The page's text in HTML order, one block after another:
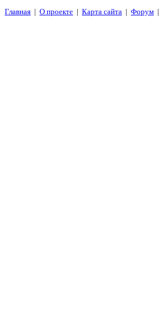
Главная | О проекте | Карта сайта | Форум |